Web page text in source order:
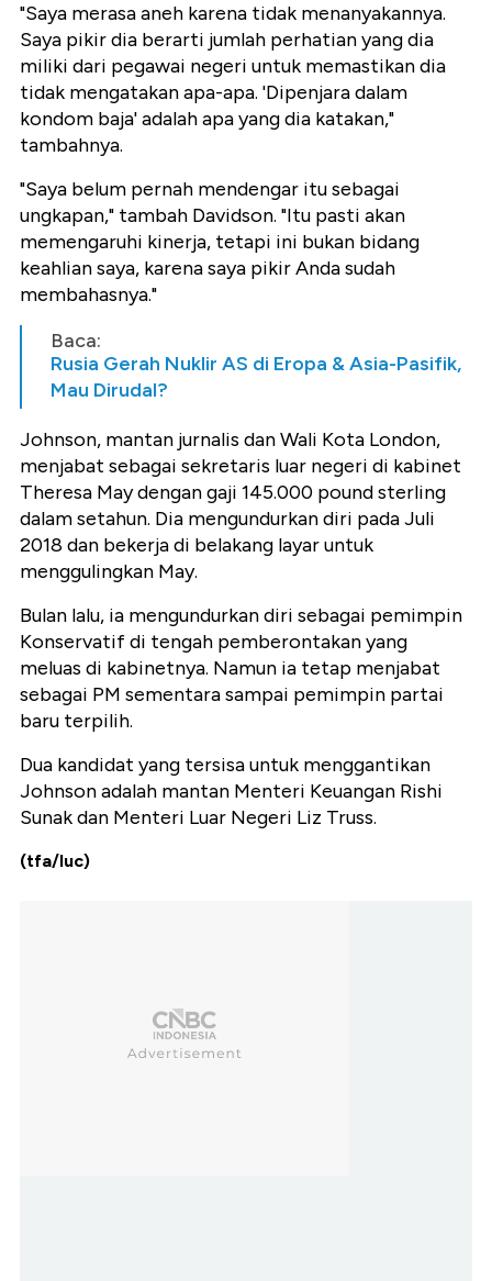
"Saya merasa aneh karena tidak menanyakannya.
Saya pikir dia berarti jumlah perhatian yang dia
miliki dari pegawai negeri untuk memastikan dia
tidak mengatakan apa-apa. 'Dipenjara dalam
kondom baja' adalah apa yang dia katakan,"
tambahnya.
"Saya belum pernah mendengar itu sebagai
ungkapan," tambah Davidson. "Itu pasti akan
memengaruhi kinerja, tetapi ini bukan bidang
keahlian saya, karena saya pikir Anda sudah
membahasnya."
Baca:
Rusia Gerah Nuklir AS di Eropa & Asia-Pasifik,
Mau Dirudal?
Johnson, mantan jurnalis dan Wali Kota London,
menjabat sebagai sekretaris luar negeri di kabinet
Theresa May dengan gaji 145.000 pound sterling
dalam setahun. Dia mengundurkan diri pada Juli
2018 dan bekerja di belakang layar untuk
menggulingkan May.
Bulan lalu, ia mengundurkan diri sebagai pemimpin
Konservatif di tengah pemberontakan yang
meluas di kabinetnya. Namun ia tetap menjabat
sebagai PM sementara sampai pemimpin partai
baru terpilih.
Dua kandidat yang tersisa untuk menggantikan
Johnson adalah mantan Menteri Keuangan Rishi
Sunak dan Menteri Luar Negeri Liz Truss.
(tfa/luc)